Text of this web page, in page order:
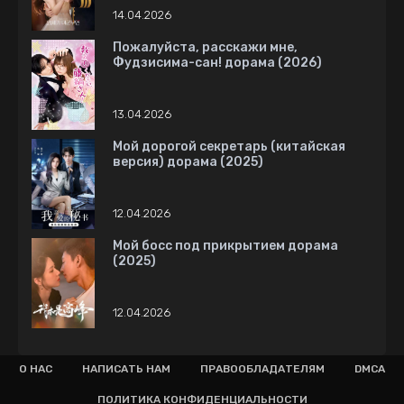
14.04.2026
Пожалуйста, расскажи мне,
Фудзисима-сан! дорама (2026)
13.04.2026
Мой дорогой секретарь (китайская
версия) дорама (2025)
12.04.2026
Мой босс под прикрытием дорама
(2025)
12.04.2026
О НАС НАПИСАТЬ НАМ ПРАВООБЛАДАТЕЛЯМ DMCA
ПОЛИТИКА КОНФИДЕНЦИАЛЬНОСТИ